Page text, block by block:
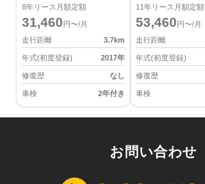
8年リース月額定額
31,460円〜/月
走行距離
3.7km
年式(初度登録) 2017年
修復歴 なし
車検 2年付き
11年リース月額定額
53,460円〜/月
走行距離
年式(初度登録)
修復歴
車検
お問い合わせ